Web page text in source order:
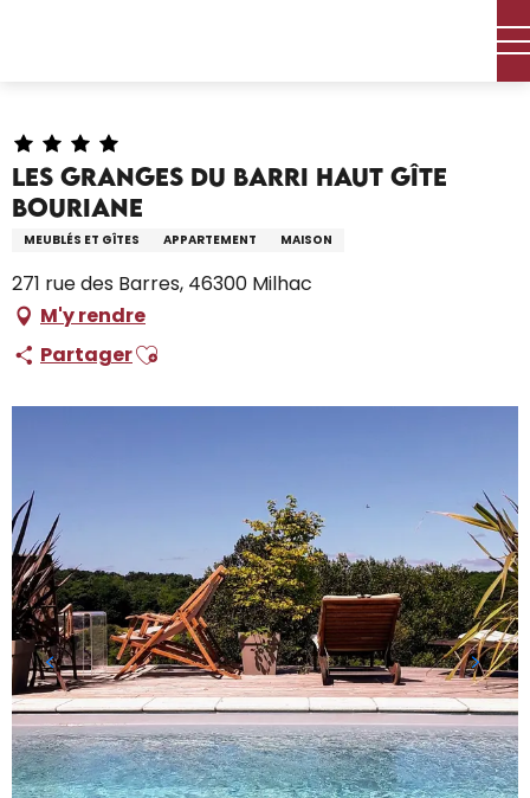
Les Granges du Barri haut Gîte
Bouriane
MEUBLÉS ET GÎTES APPARTEMENT MAISON
271 rue des Barres, 46300 Milhac
M'y rendre
PartagerAjouter aux favoris